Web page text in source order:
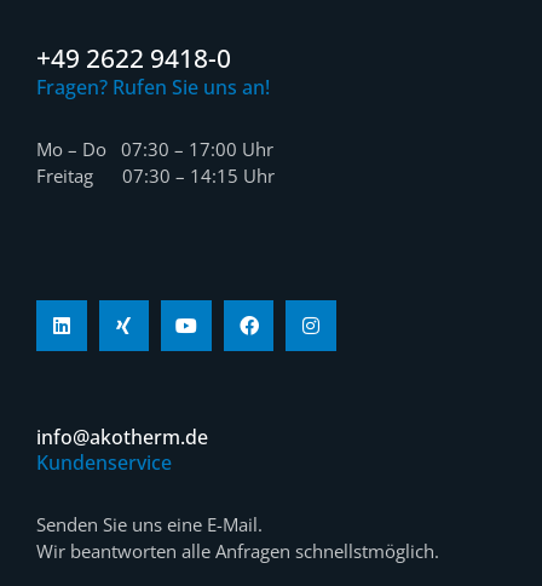
+49 2622 9418-0
Fragen? Rufen Sie uns an!
Mo – Do 07:30 – 17:00 Uhr
Freitag 07:30 – 14:15 Uhr
info@akotherm.de
Kundenservice
Senden Sie uns eine E-Mail.
Wir beantworten alle Anfragen schnellstmöglich.